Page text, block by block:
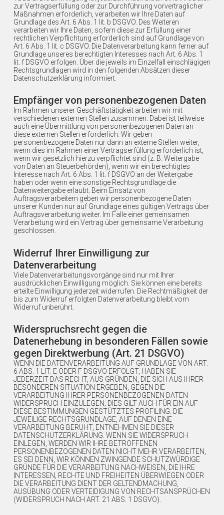
zur Vertragserfüllung oder zur Durchführung vorvertraglicher
Maßnahmen erforderlich, verarbeiten wir Ihre Daten auf
Grundlage des Art. 6 Abs. 1 lit. b DSGVO. Des Weiteren
verarbeiten wir Ihre Daten, sofern diese zur Erfüllung einer
rechtlichen Verpflichtung erforderlich sind auf Grundlage von
Art. 6 Abs. 1 lit. c DSGVO. Die Datenverarbeitung kann ferner auf
Grundlage unseres berechtigten Interesses nach Art. 6 Abs. 1
lit. f DSGVO erfolgen. Über die jeweils im Einzelfall einschlägigen
Rechtsgrundlagen wird in den folgenden Absätzen dieser
Datenschutzerklärung informiert.
Empfänger von personenbezogenen Daten
Im Rahmen unserer Geschäftstätigkeit arbeiten wir mit
verschiedenen externen Stellen zusammen. Dabei ist teilweise
auch eine Übermittlung von personenbezogenen Daten an
diese externen Stellen erforderlich. Wir geben
personenbezogene Daten nur dann an externe Stellen weiter,
wenn dies im Rahmen einer Vertragserfüllung erforderlich ist,
wenn wir gesetzlich hierzu verpflichtet sind (z. B. Weitergabe
von Daten an Steuerbehörden), wenn wir ein berechtigtes
Interesse nach Art. 6 Abs. 1 lit. f DSGVO an der Weitergabe
haben oder wenn eine sonstige Rechtsgrundlage die
Datenweitergabe erlaubt. Beim Einsatz von
Auftragsverarbeitern geben wir personenbezogene Daten
unserer Kunden nur auf Grundlage eines gültigen Vertrags über
Auftragsverarbeitung weiter. Im Falle einer gemeinsamen
Verarbeitung wird ein Vertrag über gemeinsame Verarbeitung
geschlossen.
Widerruf Ihrer Einwilligung zur
Datenverarbeitung
Viele Datenverarbeitungsvorgänge sind nur mit Ihrer
ausdrücklichen Einwilligung möglich. Sie können eine bereits
erteilte Einwilligung jederzeit widerrufen. Die Rechtmäßigkeit der
bis zum Widerruf erfolgten Datenverarbeitung bleibt vom
Widerruf unberührt.
Widerspruchsrecht gegen die
Datenerhebung in besonderen Fällen sowie
gegen Direktwerbung (Art. 21 DSGVO)
WENN DIE DATENVERARBEITUNG AUF GRUNDLAGE VON ART.
6 ABS. 1 LIT. E ODER F DSGVO ERFOLGT, HABEN SIE
JEDERZEIT DAS RECHT, AUS GRÜNDEN, DIE SICH AUS IHRER
BESONDEREN SITUATION ERGEBEN, GEGEN DIE
VERARBEITUNG IHRER PERSONENBEZOGENEN DATEN
WIDERSPRUCH EINZULEGEN; DIES GILT AUCH FÜR EIN AUF
DIESE BESTIMMUNGEN GESTÜTZTES PROFILING. DIE
JEWEILIGE RECHTSGRUNDLAGE, AUF DENEN EINE
VERARBEITUNG BERUHT, ENTNEHMEN SIE DIESER
DATENSCHUTZERKLÄRUNG. WENN SIE WIDERSPRUCH
EINLEGEN, WERDEN WIR IHRE BETROFFENEN
PERSONENBEZOGENEN DATEN NICHT MEHR VERARBEITEN,
ES SEI DENN, WIR KÖNNEN ZWINGENDE SCHUTZWÜRDIGE
GRÜNDE FÜR DIE VERARBEITUNG NACHWEISEN, DIE IHRE
INTERESSEN, RECHTE UND FREIHEITEN ÜBERWIEGEN ODER
DIE VERARBEITUNG DIENT DER GELTENDMACHUNG,
AUSÜBUNG ODER VERTEIDIGUNG VON RECHTSANSPRÜCHEN
(WIDERSPRUCH NACH ART. 21 ABS. 1 DSGVO).